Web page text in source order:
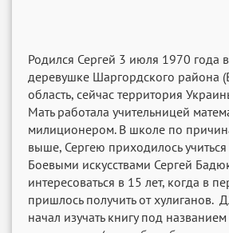
Родился Сергей 3 июля 1970 года
деревушке Шаргордского района
область, сейчас территория
Мать работала учительницей
милиционером. В школе по
выше, Сергею приходилось
Боевыми искусствами Сергей
интересоваться в 15 лет, когда в
пришлось получить от хулиганов.
начал изучать книгу под названием